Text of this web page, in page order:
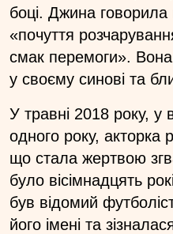
боці. Джина
«почуття
смак перемоги».
у своєму синові та
У травні 2018 року, у
одного року, акторка
що стала жертвою
було вісімнадцять
був відомий
його імені та